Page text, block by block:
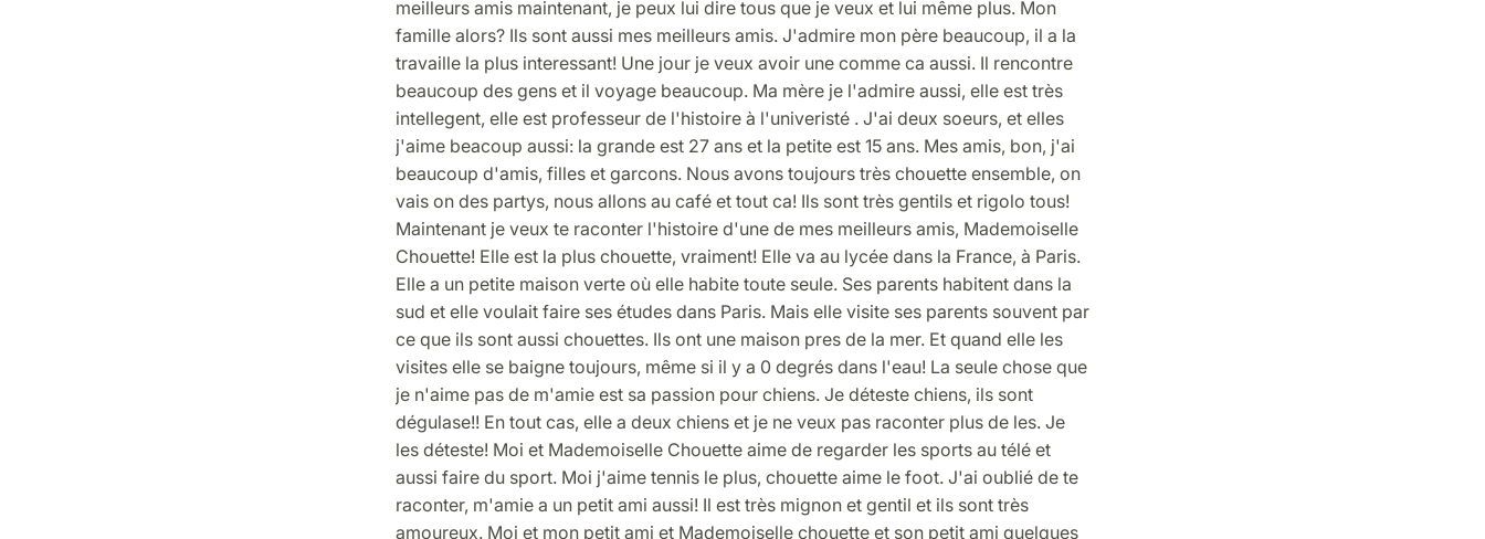
meilleurs amis maintenant, je peux lui dire tous que je veux et lui même plus. Mon
famille alors? Ils sont aussi mes meilleurs amis. J'admire mon père beaucoup, il a la
travaille la plus interessant! Une jour je veux avoir une comme ca aussi. Il rencontre
beaucoup des gens et il voyage beaucoup. Ma mère je l'admire aussi, elle est très
intellegent, elle est professeur de l'histoire à l'univeristé . J'ai deux soeurs, et elles
j'aime beacoup aussi: la grande est 27 ans et la petite est 15 ans. Mes amis, bon, j'ai
beaucoup d'amis, filles et garcons. Nous avons toujours très chouette ensemble, on
vais on des partys, nous allons au café et tout ca! Ils sont très gentils et rigolo tous!
Maintenant je veux te raconter l'histoire d'une de mes meilleurs amis, Mademoiselle
Chouette! Elle est la plus chouette, vraiment! Elle va au lycée dans la France, à Paris.
Elle a un petite maison verte où elle habite toute seule. Ses parents habitent dans la
sud et elle voulait faire ses études dans Paris. Mais elle visite ses parents souvent par
ce que ils sont aussi chouettes. Ils ont une maison pres de la mer. Et quand elle les
visites elle se baigne toujours, même si il y a 0 degrés dans l'eau! La seule chose que
je n'aime pas de m'amie est sa passion pour chiens. Je déteste chiens, ils sont
dégulase!! En tout cas, elle a deux chiens et je ne veux pas raconter plus de les. Je
les déteste! Moi et Mademoiselle Chouette aime de regarder les sports au télé et
aussi faire du sport. Moi j'aime tennis le plus, chouette aime le foot. J'ai oublié de te
raconter, m'amie a un petit ami aussi! Il est très mignon et gentil et ils sont très
amoureux. Moi et mon petit ami et Mademoiselle chouette et son petit ami quelques